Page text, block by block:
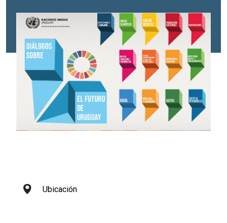
Ubicación